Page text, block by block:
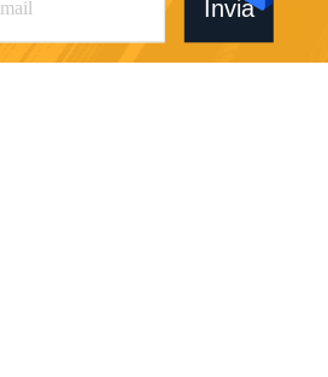
Invia